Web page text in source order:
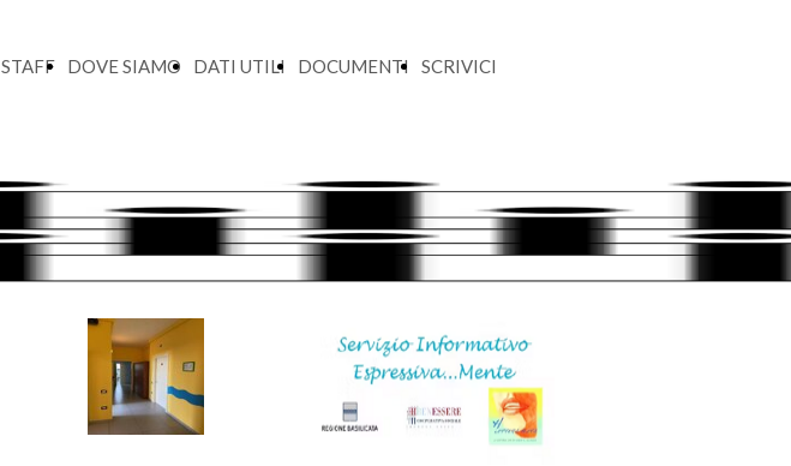
STAFF DOVE SIAMO DATI UTILI DOCUMENTI SCRIVICI